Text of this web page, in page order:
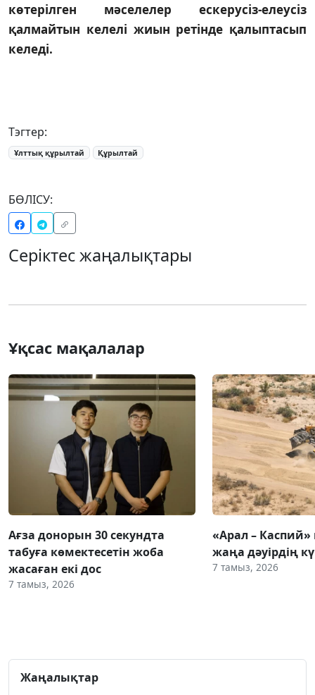
көтерілген мәселелер ескерусіз-елеусіз
қалмайтын келелі жиын ретінде қалыптасып
келеді.
Тэгтер:
Ұлттық құрылтай Құрылтай
БӨЛІСУ:
Серіктес жаңалықтары
Ұқсас мақалалар
Ағза донорын 30 секундта
табуға көмектесетін жоба
жасаған екі дос
7 тамыз, 2026
«Арал – Каспий»
жаңа дәуірдің
7 тамыз, 2026
Жаңалықтар